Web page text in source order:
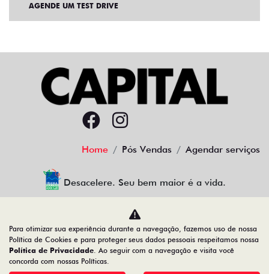
AGENDE UM TEST DRIVE
Home Pós Vendas Agendar serviços
Desacelere. Seu bem maior é a vida.
CAPITAL DISTRIBUIDORA DE VEICULOS LTDA
01.602.072/0001-71
Para otimizar sua experiência durante a navegação, fazemos uso de nossa
Política de Cookies e para proteger seus dados pessoais respeitamos nossa
Política de Privacidade. Ao seguir com a navegação e visita você
concorda com nossas Políticas.